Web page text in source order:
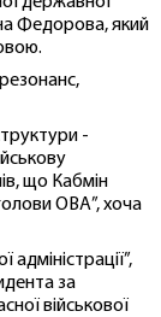
Федорова, який
-
що Кабмін
ОВА”, хоча
за
військової